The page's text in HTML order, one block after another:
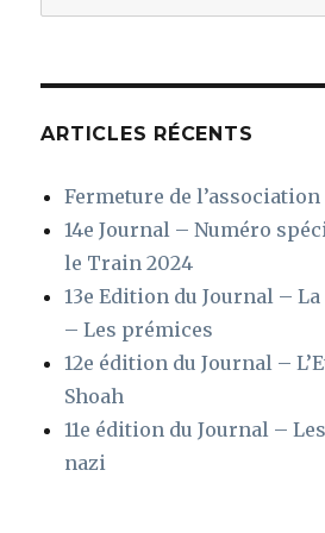
pour
ARTICLES RÉCENTS
Fermeture de l’association
14e Journal – Numéro
le Train 2024
13e Edition du Journal –
– Les prémices
12e édition du Journal –
Shoah
11e édition du Journal –
nazi